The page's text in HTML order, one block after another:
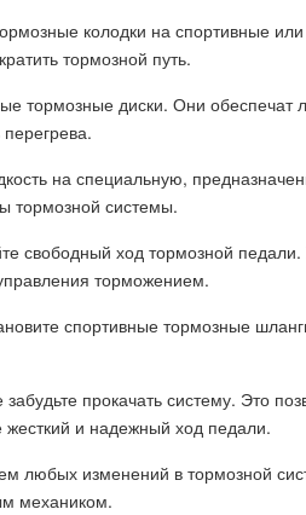
колодки на спортивные
тормозной путь.
тормозные диски. Они
на специальную,
тормозной системы.
свободный ход тормозной
торможением.
спортивные тормозные
прокачать систему. Это
жесткий и надежный ход педали.
любых изменений в тормозной
механиком.